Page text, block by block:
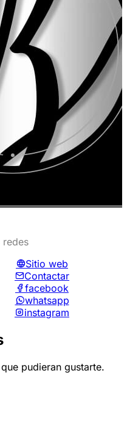
redes
Sitio web
Contactar
facebook
whatsapp
instagram
pudieran gustarte.